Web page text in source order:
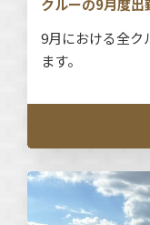
クルーの9月度出
9月における全ク
ます。